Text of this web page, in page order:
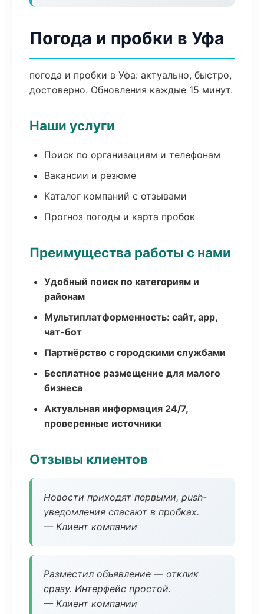
Погода и пробки в Уфа
погода и пробки в Уфа: актуально, быстро,
достоверно. Обновления каждые 15 минут.
Наши услуги
Поиск по организациям и телефонам
Вакансии и резюме
Каталог компаний с отзывами
Прогноз погоды и карта пробок
Преимущества работы с нами
Удобный поиск по категориям и
районам
Мультиплатформенность: сайт, app,
чат-бот
Партнёрство с городскими службами
Бесплатное размещение для малого
бизнеса
Актуальная информация 24/7,
проверенные источники
Отзывы клиентов
Новости приходят первыми, push-
уведомления спасают в пробках.
— Клиент компании
Разместил объявление — отклик
сразу. Интерфейс простой.
— Клиент компании